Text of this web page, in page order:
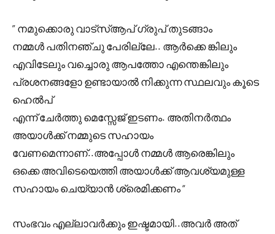
” നമുക്കൊരു വാട്സ്ആപ് ഗ്രുപ് തുടങ്ങാം
നമ്മൾ പതിനഞ്ചു പേരില്ലേ.. ആർക്കെ ങ്കിലും
എവിടേലും വച്ചൊരു ആപത്തോ എന്തെങ്കിലും
പ്രശനങ്ങളോ ഉണ്ടായാൽ നിക്കുന്ന സ്ഥലവും കൂടെ
ഹെൽപ്
എന്ന് ചേർത്തു മെസ്സേജ് ഇടണം. അതിനർത്ഥം
അയാൾക്ക് നമ്മുടെ സഹായം
വേണമെന്നാണ്..അപ്പോൾ നമ്മൾ ആരെങ്കിലും
ഒക്കെ അവിടെയെത്തി അയാൾക്ക് ആവശ്യമുള്ള
സഹായം ചെയ്യാൻ ശ്രെമിക്കണം “
സംഭവം എല്ലാവർക്കും ഇഷ്ടമായി..അവർ അത്